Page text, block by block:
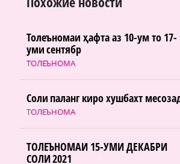
ТОЛЕЪНОМА
Толеъномаи ҳафта аз 10-ум то 17-
уми сентябр
ТОЛЕЪНОМА
Соли паланг киро хушбахт
ТОЛЕЪНОМАИ 15-УМИ ДЕКАБРИ
СОЛИ 2021